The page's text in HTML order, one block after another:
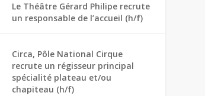
Le Théâtre Gérard Philipe recrute
un responsable de l’accueil (h/f)
Circa, Pôle National Cirque
recrute un régisseur principal
spécialité plateau et/ou
chapiteau (h/f)